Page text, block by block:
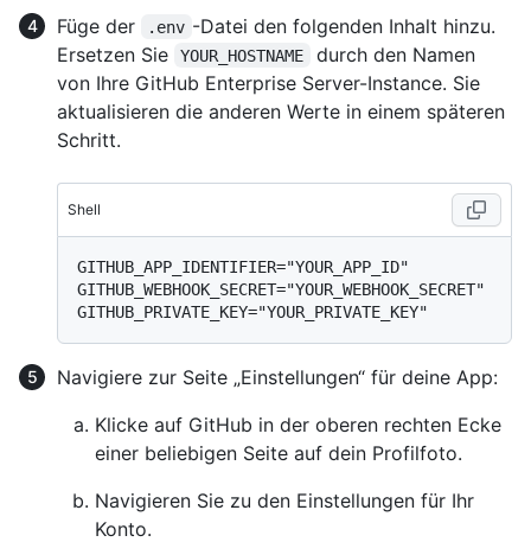
Füge der .env -Datei den folgenden Inhalt hinzu.
Ersetzen Sie
YOUR_HOSTNAME
durch den Namen
von Ihre GitHub Enterprise Server-Instance. Sie
aktualisieren die anderen Werte in einem späteren
Schritt.
Shell
GITHUB_APP_IDENTIFIER="YOUR_APP_ID"
GITHUB_WEBHOOK_SECRET="YOUR_WEBHOOK_SECRET"
Navigiere zur Seite „Einstellungen“ für deine App:
Klicke auf GitHub in der oberen rechten Ecke
einer beliebigen Seite auf dein Profilfoto.
Navigieren Sie zu den Einstellungen für Ihr
Konto.